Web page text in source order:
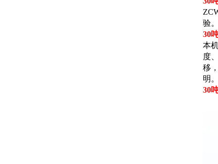
验。
30
本
度
移
明。
30